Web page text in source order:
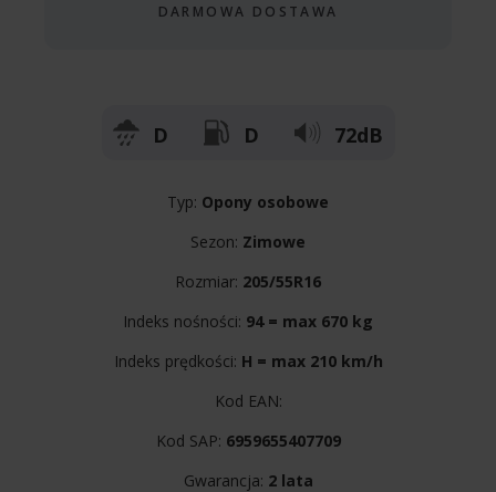
DARMOWA DOSTAWA
D D 72dB
Typ: Opony osobowe
Sezon: Zimowe
Rozmiar: 205/55R16
Indeks nośności: 94 = max 670 kg
Indeks prędkości: H = max 210 km/h
Kod EAN:
Kod SAP: 6959655407709
Gwarancja: 2 lata